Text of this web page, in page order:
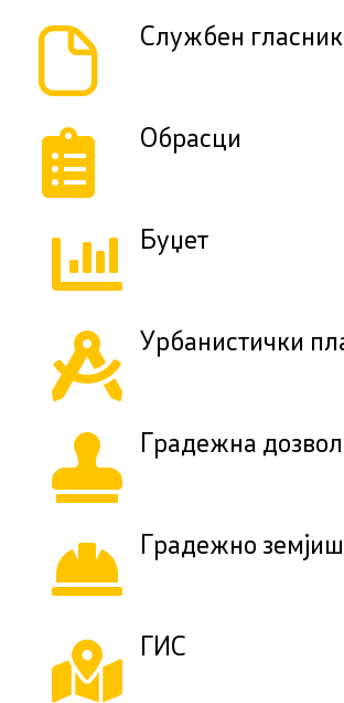
Службен гласник
Обрасци
Буџет
Урбанистички
Градежна
Градежно
ГИС